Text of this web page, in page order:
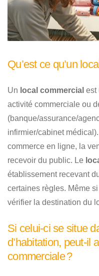
Qu’est ce qu’un
Un local commercial est
activité commerciale ou
(banque/assurance/
infirmier/cabinet
commerce en ligne, la
recevoir du public. Le
établissement recevant
certaines règles. Même
vérifier la destination du
Si celui-ci se situe
d’habitation, peut-il
commerciale ?